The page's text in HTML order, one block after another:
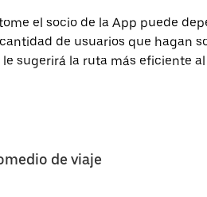
el socio de la App puede
de usuarios que hagan
sugerirá la ruta más eficiente
de viaje